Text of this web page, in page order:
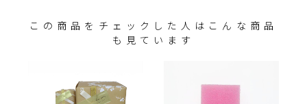
この商品をチェックした人はこんな商品
も見ています